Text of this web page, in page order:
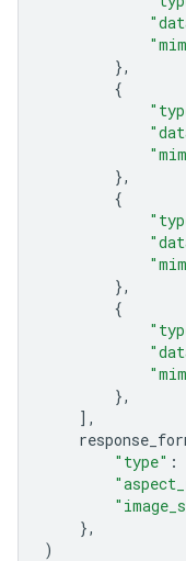
},
{
},
{
},
{
},
],
"type" :
},
)